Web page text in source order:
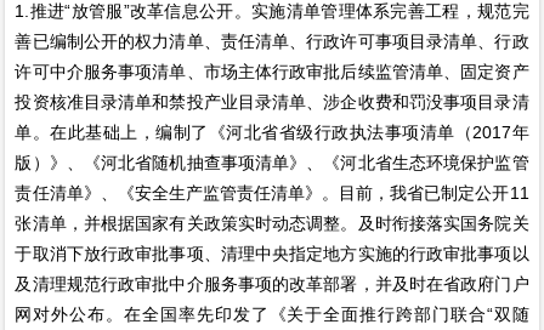
1.推进“放管服”改革信息公开。实施清单管理体系完善工程，规范完
善已编制公开的权力清单、责任清单、行政许可事项目录清单、行政
许可中介服务事项清单、市场主体行政审批后续监管清单、固定资产
投资核准目录清单和禁投产业目录清单、涉企收费和罚没事项目录清
单。在此基础上，编制了《河北省省级行政执法事项清单（2017年
版）》、《河北省随机抽查事项清单》、《河北省生态环境保护监管
责任清单》、《安全生产监管责任清单》。目前，我省已制定公开11
张清单，并根据国家有关政策实时动态调整。及时衔接落实国务院关
于取消下放行政审批事项、清理中央指定地方实施的行政审批事项以
及清理规范行政审批中介服务事项的改革部署，并及时在省政府门户
网对外公布。在全国率先印发了《关于全面推行跨部门联合“双随